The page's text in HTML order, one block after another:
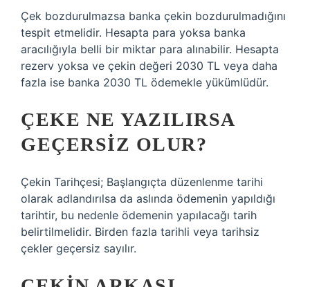
Çek bozdurulmazsa banka çekin bozdurulmadığını
tespit etmelidir. Hesapta para yoksa banka
aracılığıyla belli bir miktar para alınabilir. Hesapta
rezerv yoksa ve çekin değeri 2030 TL veya daha
fazla ise banka 2030 TL ödemekle yükümlüdür.
ÇEKE NE YAZILIRSA
GEÇERSIZ OLUR?
Çekin Tarihçesi; Başlangıçta düzenlenme tarihi
olarak adlandırılsa da aslında ödemenin yapıldığı
tarihtir, bu nedenle ödemenin yapılacağı tarih
belirtilmelidir. Birden fazla tarihli veya tarihsiz
çekler geçersiz sayılır.